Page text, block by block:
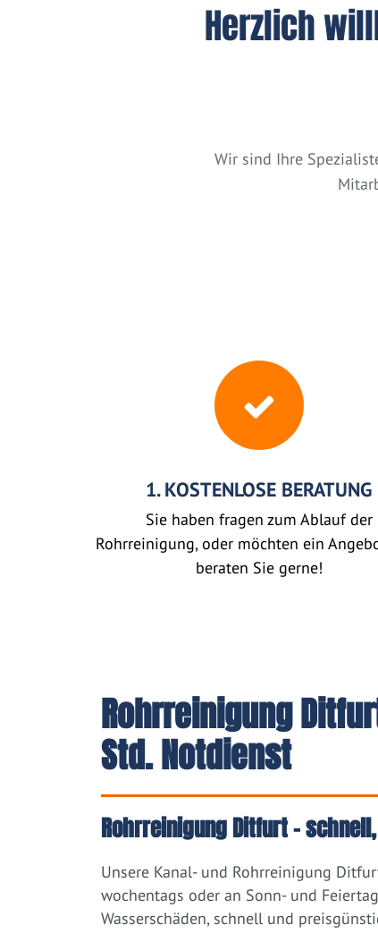
Herzlich
Wir sind Ihre
1. KOSTENLOSE BERATUNG
Sie haben fragen zum Ablauf der
Rohrreinigung, oder möchten ein
beraten Sie gerne!
Rohrreinigung
Std. Notdienst
Rohrreinigung Ditfurt –
Unsere Kanal- und Rohrreinigung
wochentags oder an Sonn- und
Wasserschäden, schnell und